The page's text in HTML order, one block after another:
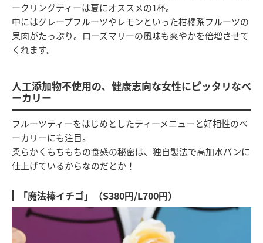
ークリングティーは夏にオススメの1杯。
中にはグレープフルーツやレモンといった柑橘系フルーツの
果肉がたっぷり。ローズマリーの風味も爽やかを倍増させて
くれます。
人工添加物不使用の、健康志向な女性にピッタリなベ
ーカリー
フルーツティーをはじめとしたティーメニューと好相性のベ
ーカリーにも注目。
柔らかくもちもちの食感の秘密は、独自製法で高加水パンに
仕上げているからなのだとか！
「魔法棒イチゴ」（S380円/L700円）